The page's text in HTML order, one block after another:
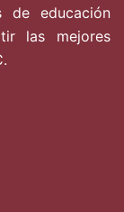
de educación
las mejores